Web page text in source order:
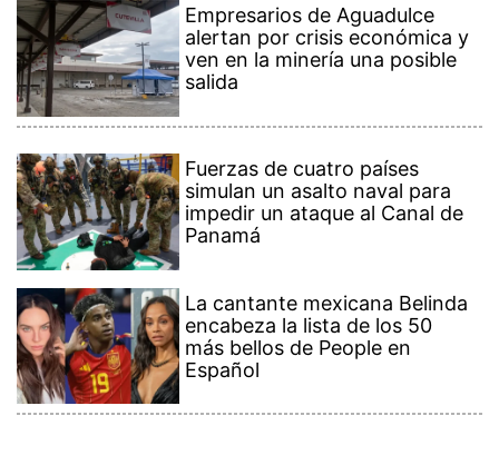
Empresarios de Aguadulce
alertan por crisis económica y
ven en la minería una posible
salida
Fuerzas de cuatro países
simulan un asalto naval para
impedir un ataque al Canal de
Panamá
La cantante mexicana Belinda
encabeza la lista de los 50
más bellos de People en
Español